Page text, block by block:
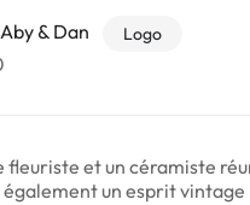
& Dan
Logo
fleuriste et un céramiste
un esprit